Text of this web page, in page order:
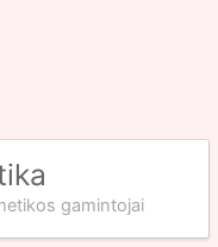
gamintojai